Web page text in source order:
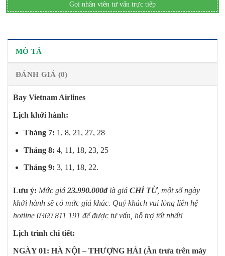
Gọi nhân viên tư vấn trực tiếp
MÔ TẢ
ĐÁNH GIÁ (0)
Bay Vietnam Airlines
Lịch khởi hành:
Tháng 7: 1, 8, 21, 27, 28
Tháng 8: 4, 11, 18, 23, 25
Tháng 9: 3, 11, 18, 22.
Lưu ý: Mức giá 23.990.000đlà giá CHỈ TỪ, một số ngày
khởi hành sẽ có mức giá khác. Quý khách vui lòng liên hệ
hotline 0369 811 191 để được tư vấn, hỗ trợ tốt nhất!
Lịch trình chi tiết:
NGÀY 01: HÀ NỘI – THƯỢNG HẢI (Ăn trưa trên máy